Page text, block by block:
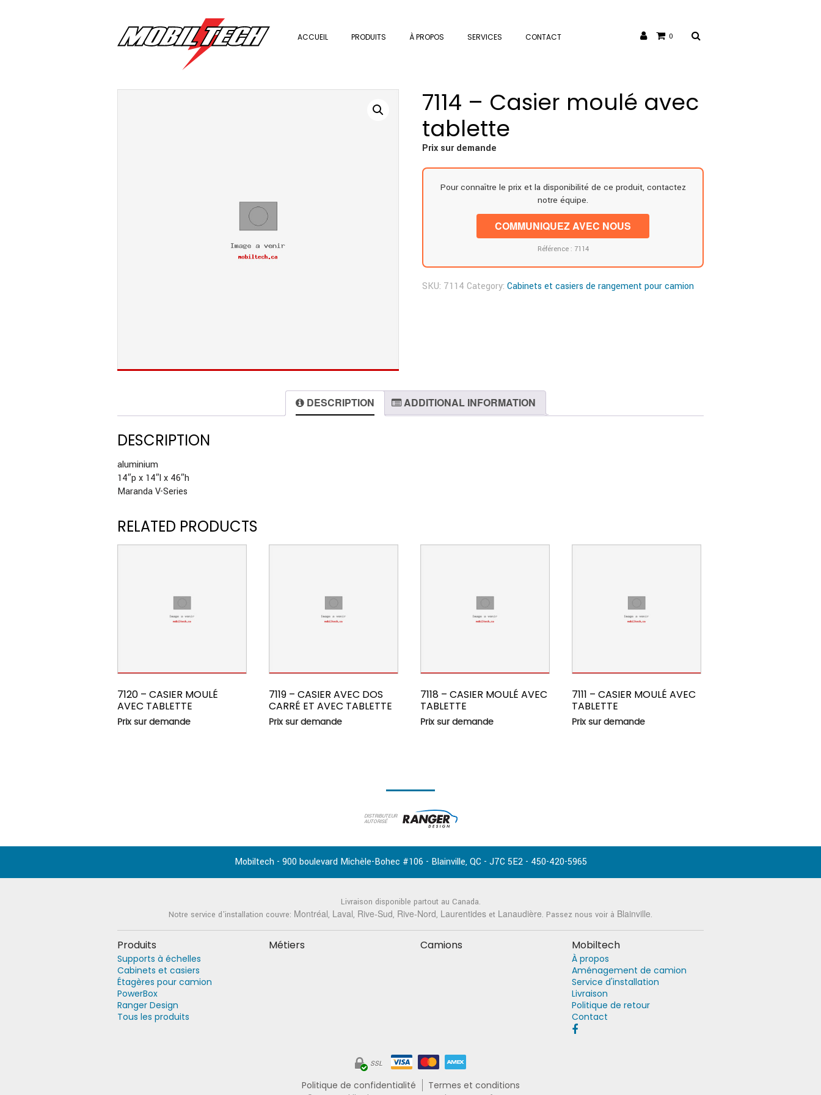
ACCUEIL PRODUITS À PROPOS SERVICES CONTACT 0
7114 – Casier moulé avec
tablette
Prix sur demande
Pour connaître le prix et la disponibilité de ce produit, contactez
notre équipe.
COMMUNIQUEZ AVEC NOUS
Référence : 7114
SKU: 7114 Category:Cabinets et casiers de rangement pour camion
DESCRIPTION ADDITIONAL INFORMATION
DESCRIPTION
aluminium
14″p x 14″l x 46″h
Maranda V-Series
RELATED PRODUCTS
7120 – CASIER MOULÉ
AVEC TABLETTE
Prix sur demande
7119 – CASIER AVEC DOS
CARRÉ ET AVEC TABLETTE
Prix sur demande
7118 – CASIER MOULÉ AVEC
TABLETTE
Prix sur demande
7111 – CASIER MOULÉ AVEC
TABLETTE
Prix sur demande
DISTRIBUTEUR
AUTORISÉ
Mobiltech - 900 boulevard Michèle-Bohec #106 - Blainville,QC - J7C 5E2- 450-420-5965
Livraison disponible partout au Canada.
Notre service d'installation couvre: Montréal, Laval, Rive-Sud, Rive-Nord, Laurentides et Lanaudière. Passez nous voir à Blainville.
Produits
Supports à échelles
Cabinets et casiers
Étagères pour camion
PowerBox
Ranger Design
Tous les produits
Métiers Camions Mobiltech
À propos
Aménagement de camion
Service d'installation
Livraison
Politique de retour
Contact
SSL
Politique de confidentialité Termes et conditions